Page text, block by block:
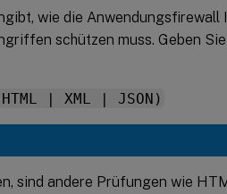
wie die Anwendungsfirewall
schützen muss. Geben
| XML | JSON)
sind andere Prüfungen wie